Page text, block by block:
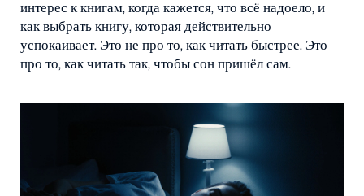
интерес к книгам, когда кажется, что всё надоело, и
как выбрать книгу, которая действительно
успокаивает. Это не про то, как читать быстрее. Это
про то, как читать так, чтобы сон пришёл сам.